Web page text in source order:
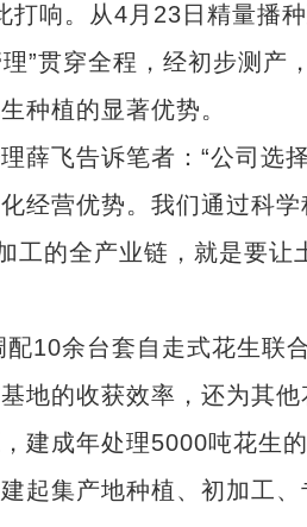
打响。从4月23日精量播
”贯穿全程，经初步测产
种植的显著优势。
飞告诉笔者：“公司选择
经营优势。我们通过科
工的全产业链，就是要让
余台套自走式花生联合
地的收获效率，还为其
建成年处理5000吨花生
起集产地种植、初加工